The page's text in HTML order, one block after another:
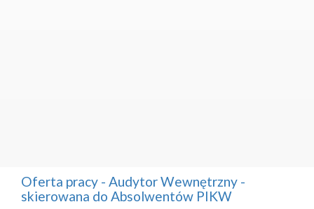
Oferta pracy - Audytor Wewnętrzny -
skierowana do Absolwentów PIKW